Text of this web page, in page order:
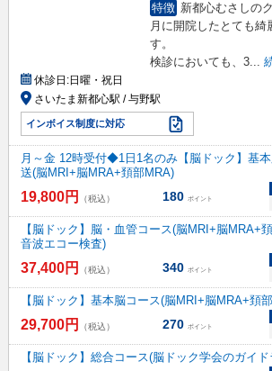
特徴 新都心むさしの
月に開院したとても綺
す。
検診においても、3...
休診日:日曜・祝日
さいたま新都心駅 / 与野駅
インボイス制度に対応
月～金 12時受付◆1日1名のみ【脳ドック】基
送(脳MRI+脳MRA+頚部MRA)
19,800円 （税込） 180 ポイント
【脳ドック】脳・血管コース(脳MRI+脳MRA+
音波エコー検査)
37,400円 （税込） 340 ポイント
【脳ドック】基本脳コース(脳MRI+脳MRA+頚
29,700円 （税込） 270 ポイント
【脳ドック】総合コース(脳ドック学会のガイ